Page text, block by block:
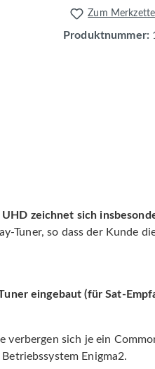
Zum
Produktnummer:
zeichnet sich
Tuner, so dass der Kunde
eingebaut (für Sat-
sich je ein
Enigma2.